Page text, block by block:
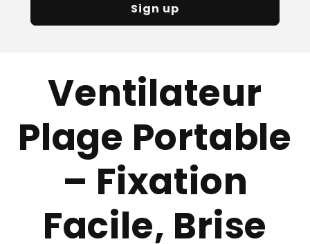
Sign up
Ventilateur
Plage Portable
– Fixation
Facile, Brise